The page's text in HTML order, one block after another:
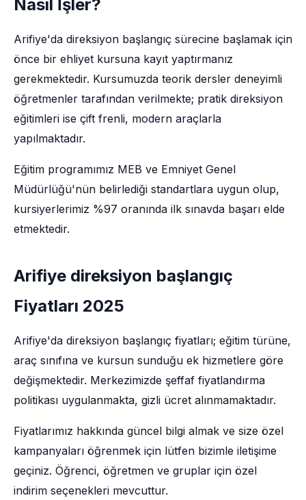
Nasıl İşler?
Arifiye'da direksiyon başlangıç sürecine başlamak için
önce bir ehliyet kursuna kayıt yaptırmanız
gerekmektedir. Kursumuzda teorik dersler deneyimli
öğretmenler tarafından verilmekte; pratik direksiyon
eğitimleri ise çift frenli, modern araçlarla
yapılmaktadır.
Eğitim programımız MEB ve Emniyet Genel
Müdürlüğü'nün belirlediği standartlara uygun olup,
kursiyerlerimiz %97 oranında ilk sınavda başarı elde
etmektedir.
Arifiye direksiyon başlangıç
Fiyatları 2025
Arifiye'da direksiyon başlangıç fiyatları; eğitim türüne,
araç sınıfına ve kursun sunduğu ek hizmetlere göre
değişmektedir. Merkezimizde şeffaf fiyatlandırma
politikası uygulanmakta, gizli ücret alınmamaktadır.
Fiyatlarımız hakkında güncel bilgi almak ve size özel
kampanyaları öğrenmek için lütfen bizimle iletişime
geçiniz. Öğrenci, öğretmen ve gruplar için özel
indirim seçenekleri mevcuttur.